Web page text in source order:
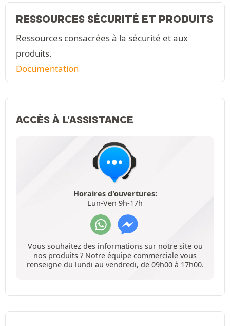
RESSOURCES SÉCURITÉ ET PRODUITS
Ressources consacrées à la sécurité et aux
produits.
Documentation
ACCÈS À L'ASSISTANCE
Horaires d'ouvertures:
Lun-Ven 9h-17h
Vous souhaitez des informations sur notre site ou
nos produits ? Notre équipe commerciale vous
renseigne du lundi au vendredi, de 09h00 à 17h00.